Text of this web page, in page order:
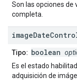
Son las opciones de
completa.
imageDate
Tipo: boolean
Es el estado
adquisición de